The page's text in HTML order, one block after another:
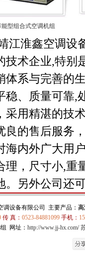
能型组合式空调机组
鑫空调设备
技术企业,特别
体系与完善的
稳、质量可靠,
采用精湛的技
良的售后服务
海内外广大用
理，尺寸小,重
。另外公司还
调设备有限公司 主要产品：
传 真： 0523-84881099 手机：
网址： http://www.jj-hx.com/